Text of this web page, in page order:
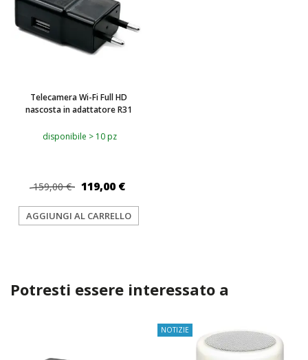
Telecamera Wi-Fi Full HD
nascosta in adattatore R31
disponibile > 10 pz
159,00 € 119,00 €
AGGIUNGI AL CARRELLO
Potresti essere interessato a
NOTIZIE